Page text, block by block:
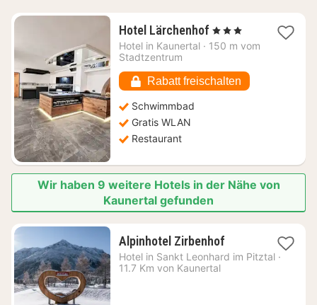
Hotel Lärchenhof 1
Nacht
€
, 3 Sterne
Hotel in Kaunertal · 150 m vom
Stadtzentrum
Rabatt freischalten
Schwimmbad
Gratis WLAN
Restaurant
Wir haben 9 weitere Hotels in der Nähe von
Kaunertal gefunden
Alpinhotel Zirbenhof2
Nächte
Hotel in Sankt Leonhard im Pitztal ·
11.7 Km von Kaunertal